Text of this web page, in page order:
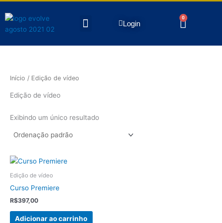
para
Menu Login
0
Início / Edição de vídeo
Edição de vídeo
Exibindo um único resultado
Edição de vídeo
Curso Premiere
R$397,00
Adicionar ao carrinho